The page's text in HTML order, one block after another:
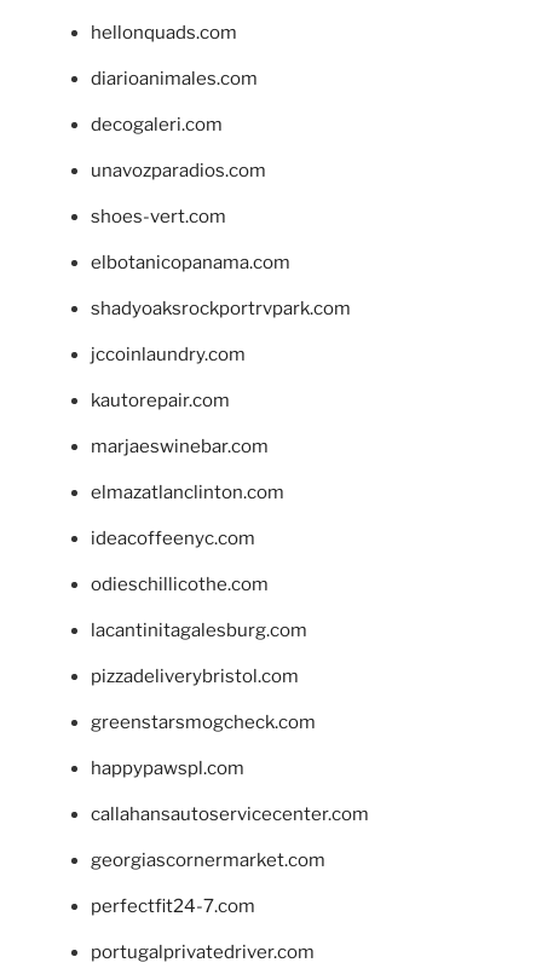
hellonquads.com
diarioanimales.com
decogaleri.com
unavozparadios.com
shoes-vert.com
elbotanicopanama.com
shadyoaksrockportrvpark.com
jccoinlaundry.com
kautorepair.com
marjaeswinebar.com
elmazatlanclinton.com
ideacoffeenyc.com
odieschillicothe.com
lacantinitagalesburg.com
pizzadeliverybristol.com
greenstarsmogcheck.com
happypawspl.com
callahansautoservicecenter.com
georgiascornermarket.com
perfectfit24-7.com
portugalprivatedriver.com